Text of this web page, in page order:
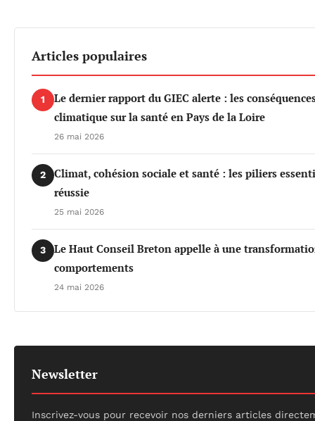
Articles populaires
1
Le dernier rapport du GIEC alerte : les
climatique sur la santé en Pays de la Loire
26 mai 2026
2
Climat, cohésion sociale et santé : les piliers
réussie
25 mai 2026
3
Le Haut Conseil Breton appelle à une
comportements
24 mai 2026
Newsletter
Inscrivez-vous pour recevoir nos derniers articles